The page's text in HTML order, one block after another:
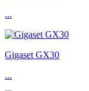
...
Gigaset GX30
...